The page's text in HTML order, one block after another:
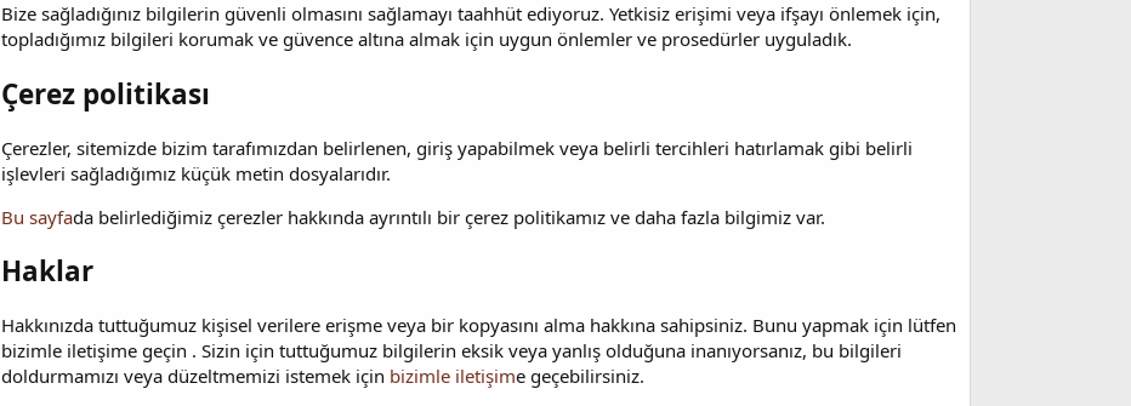
Bize sağladığınız bilgilerin güvenli olmasını sağlamayı taahhüt ediyoruz. Yetkisiz erişimi veya ifşayı önlemek için,
topladığımız bilgileri korumak ve güvence altına almak için uygun önlemler ve prosedürler uyguladık.
Çerez politikası
Çerezler, sitemizde bizim tarafımızdan belirlenen, giriş yapabilmek veya belirli tercihleri hatırlamak gibi belirli
işlevleri sağladığımız küçük metin dosyalarıdır.
Bu sayfada belirlediğimiz çerezler hakkında ayrıntılı bir çerez politikamız ve daha fazla bilgimiz var.
Haklar
Hakkınızda tuttuğumuz kişisel verilere erişme veya bir kopyasını alma hakkına sahipsiniz. Bunu yapmak için lütfen
bizimle iletişime geçin . Sizin için tuttuğumuz bilgilerin eksik veya yanlış olduğuna inanıyorsanız, bu bilgileri
doldurmamızı veya düzeltmemizi istemek için bizimle iletişime geçebilirsiniz.